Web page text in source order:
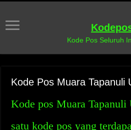
Kode Pos Seluruh
Kode Pos Muara Tapanuli
Kode pos Muara Tapanuli
satu kode pos yang